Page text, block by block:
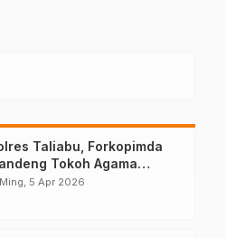
Taliabu, Forkopimda
Tokoh Agama
Damai
Ming, 5 Apr 2026